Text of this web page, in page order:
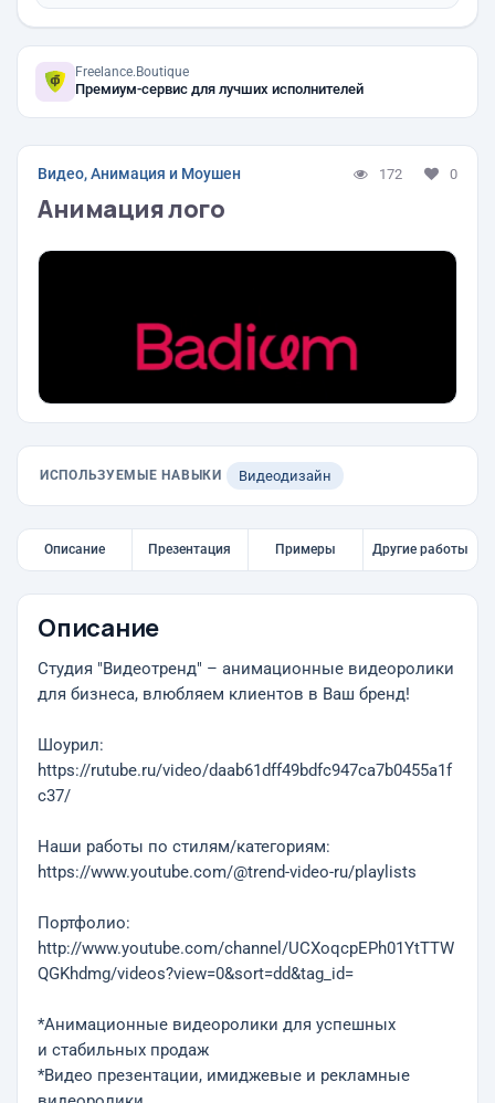
Freelance.Boutique
Премиум-сервис для лучших исполнителей
Видео, Анимация и Моушен 172 0
Анимация лого
ИСПОЛЬЗУЕМЫЕ НАВЫКИ Видеодизайн
Описание Презентация Примеры Другие работы
Описание
Студия "Видеотренд" – анимационные видеоролики
для бизнеса, влюбляем клиентов в Ваш бренд!
Шоурил:
https://rutube.ru/video/daab61dff49bdfc947ca7b0455a1f
c37/
Наши работы по стилям/категориям:
https://www.youtube.com/@trend-video-ru/playlists
Портфолио:
http://www.youtube.com/channel/UCXoqcpEPh01YtTTW
QGKhdmg/videos?view=0&sort=dd&tag_id=
*Анимационные видеоролики для успешных
и стабильных продаж
*Видео презентации, имиджевые и рекламные